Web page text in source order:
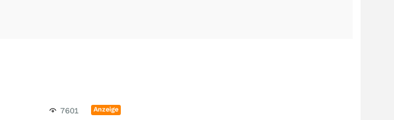
7601 Anzeige